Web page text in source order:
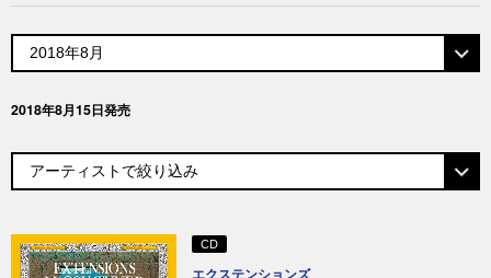
2018年8月15日発売
CD
エクステンションズ